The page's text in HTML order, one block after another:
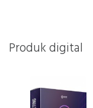
Produk digital